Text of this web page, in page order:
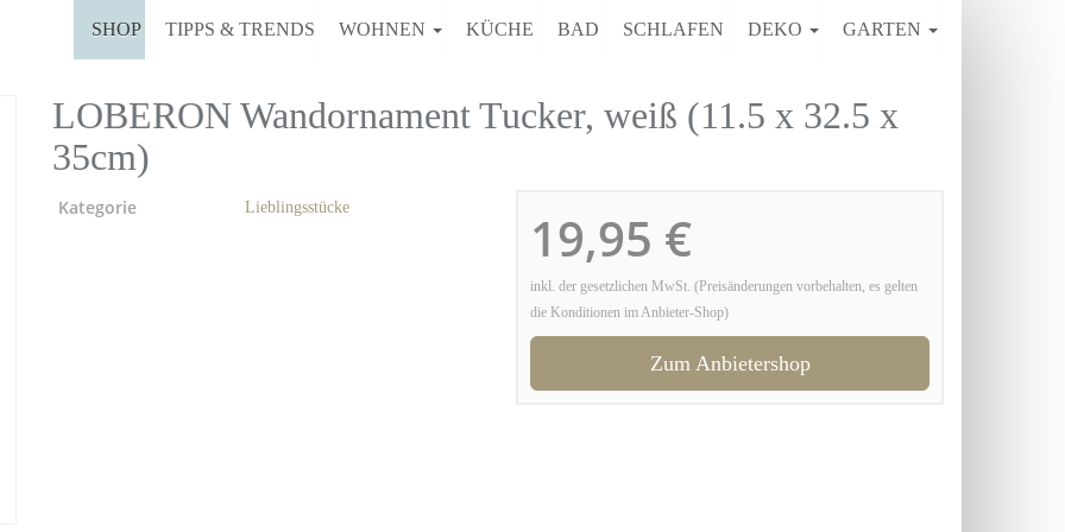
SHOP TIPPS & TRENDS WOHNEN KÜCHE BAD SCHLAFEN DEKO GARTEN
LOBERON Wandornament Tucker, weiß (11.5 x 32.5 x
35cm)
19,95 €
inkl. der gesetzlichen MwSt. (Preisänderungen vorbehalten, es gelten
die Konditionen im Anbieter-Shop)
Zum Anbietershop
Kategorie Lieblingsstücke